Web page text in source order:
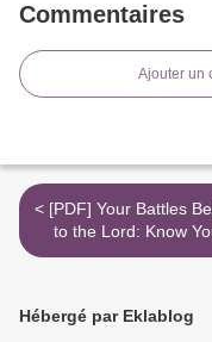
Commentaires
Ajouter un
< [PDF] Your Battles Belong
to the Lord: Know
Enemy and Be More
Hébergé par Eklablog